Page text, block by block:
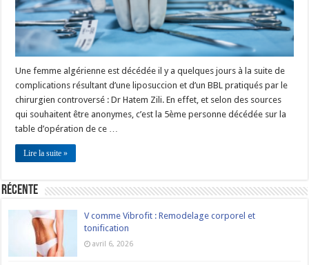
Une femme algérienne est décédée il y a quelques jours à la suite de
complications résultant d’une liposuccion et d’un BBL pratiqués par le
chirurgien controversé : Dr Hatem Zili. En effet, et selon des sources
qui souhaitent être anonymes, c’est la 5ème personne décédée sur la
table d’opération de ce …
Lire la suite »
Récente
V comme Vibrofit : Remodelage corporel et
tonification
avril 6, 2026